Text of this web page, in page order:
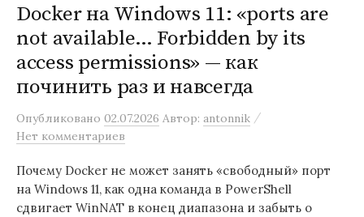
Docker на Windows 11: «ports are
not available… Forbidden by its
access permissions» — как
починить раз и навсегда
Опубликовано 02.07.2026 Автор: antonnik /
Нет комментариев
Почему Docker не может занять «свободный» порт
на Windows 11, как одна команда в PowerShell
сдвигает WinNAT в конец диапазона и забыть о